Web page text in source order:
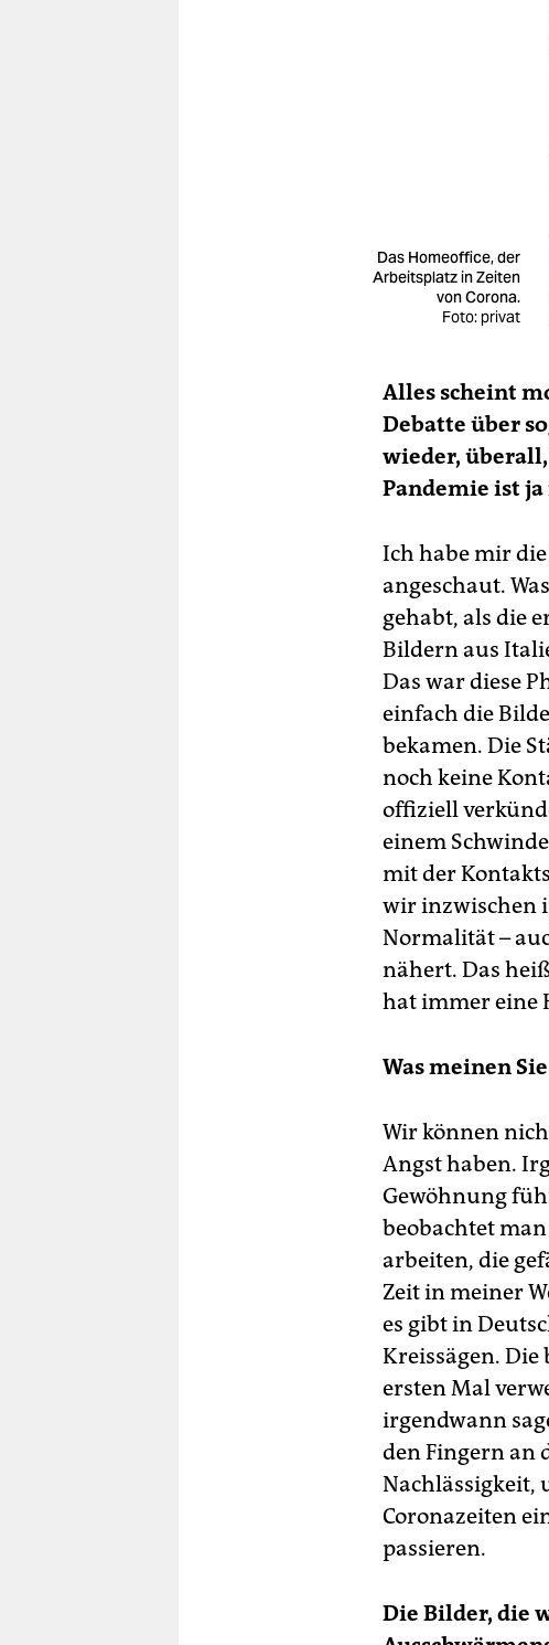
Das Homeoffice, der
Arbeitsplatz in Zeiten
von Corona.
Foto: privat
Alles scheint
Debatte über
wieder,
Pandemie ist
Ich habe mir
angeschaut.
gehabt, als die
Bildern aus
Das war diese
einfach die
bekamen. Die
noch keine
offiziell
einem
mit der
wir inzwischen
Normalität –
nähert. Das
hat immer eine
Was meinen
Wir können
Angst haben.
Gewöhnung
beobachtet
arbeiten, die
Zeit in meiner
es gibt in
Kreissägen. Die
ersten Mal
irgendwann
den Fingern an
Nachlässigkeit,
Coronazeiten
passieren.
Die Bilder, die